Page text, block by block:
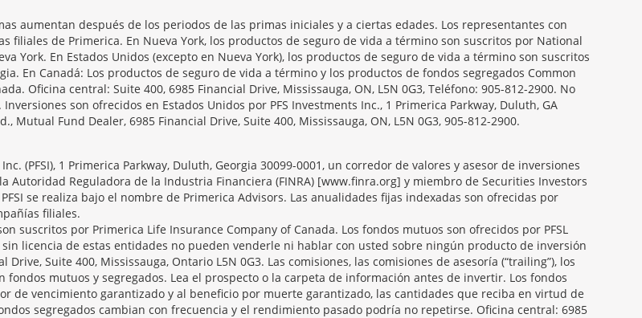
aumentan después de los periodos de las primas iniciales y a ciertas edades. Los representantes con
filiales de Primerica. En Nueva York, los productos de seguro de vida a término son suscritos por National
York. En Estados Unidos (excepto en Nueva York), los productos de seguro de vida a término son suscritos
En Canadá: Los productos de seguro de vida a término y los productos de fondos segregados Common
Oficina central: Suite 400, 6985 Financial Drive, Mississauga, ON, L5N 0G3, Teléfono: 905-812-2900. No
son ofrecidos en Estados Unidos por PFS Investments Inc., 1 Primerica Parkway, Duluth, GA
Mutual Fund Dealer, 6985 Financial Drive, Suite 400, Mississauga, ON, L5N 0G3, 905-812-2900.
(PFSI), 1 Primerica Parkway, Duluth, Georgia 30099-0001, un corredor de valores y asesor de inversiones
Autoridad Reguladora de la Industria Financiera (FINRA) [www.finra.org] y miembro de Securities Investors
se realiza bajo el nombre de Primerica Advisors. Las anualidades fijas indexadas son ofrecidas por
filiales.
suscritos por Primerica Life Insurance Company of Canada. Los fondos mutuos son ofrecidos por PFSL
licencia de estas entidades no pueden venderle ni hablar con usted sobre ningún producto de inversión
Suite 400, Mississauga, Ontario L5N 0G3. Las comisiones, las comisiones de asesoría (“trailing”), los
mutuos y segregados. Lea el prospecto o la carpeta de información antes de invertir. Los fondos
de vencimiento garantizado y al beneficio por muerte garantizado, las cantidades que reciba en virtud de
segregados cambian con frecuencia y el rendimiento pasado podría no repetirse. Oficina central: 6985